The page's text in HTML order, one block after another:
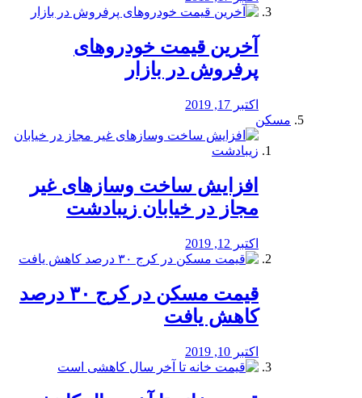
آخرین قیمت خودرو‌های
پرفروش در بازار
اکتبر 17, 2019
مسکن
افزایش ساخت وسازهای غیر
مجاز در خیابان زیبادشت
اکتبر 12, 2019
️قیمت مسکن در کرج ۳۰ درصد
کاهش یافت
اکتبر 10, 2019